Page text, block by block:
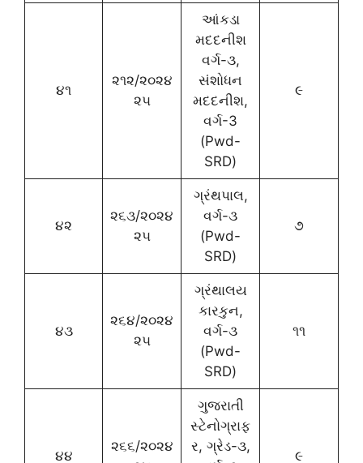
૪૧
૨૧૨/૨૦૨૪
૨૫
આંકડા
મદદનીશ
વર્ગ-૩,
સંશોધન
મદદનીશ,
વર્ગ-3
(Pwd-
SRD)
૯
૪૨
૨૬૩/૨૦૨૪
૨૫
ગ્રંથપાલ,
વર્ગ-૩
(Pwd-
SRD)
૭
૪૩
૨૬૪/૨૦૨૪
૨૫
ગ્રંથાલય
કારકુન,
વર્ગ-૩
(Pwd-
SRD)
૧૧
૪૪
૨૬૬/૨૦૨૪
ગુજરાતી
સ્ટેનોગ્રાફ
ર, ગ્રેડ-૩,
૯